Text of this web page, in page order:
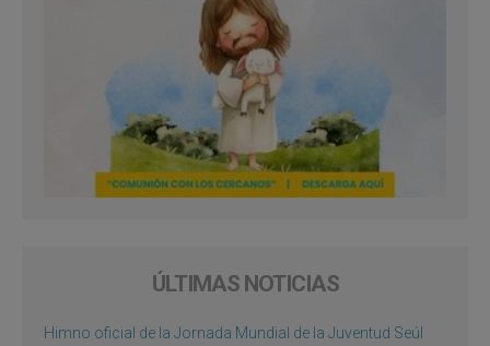
ÚLTIMAS NOTICIAS
Himno oficial de la Jornada Mundial de la Juventud Seúl